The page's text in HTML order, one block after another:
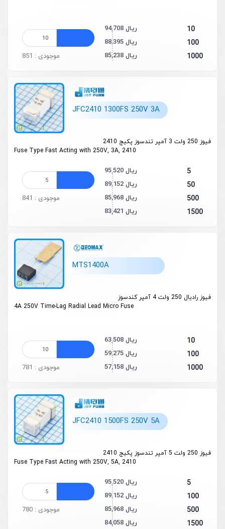
10 94,708 ریال
100 88,395 ریال
1000 85,238 ریال موجودی : 851
JFC2410 1300FS 250V 3A
فیوز 250 ولت 3 آمپر تندسوز پکیج 2410
Fuse Type Fast Acting with 250V, 3A, 2410
5 95,520 ریال
50 89,152 ریال
500 85,968 ریال
1500 83,421 ریال
موجودی : 841
MTS1400A
فیوز رادیال 250 ولت 4 آمپر کندسوز
4A 250V Time-Lag Radial Lead Micro Fuse
10 63,508 ریال
100 59,275 ریال
1000 57,158 ریال موجودی : 781
JFC2410 1500FS 250V 5A
فیوز 250 ولت 5 آمپر تندسوز پکیج 2410
Fuse Type Fast Acting with 250V, 5A, 2410
5 95,520 ریال
100 89,152 ریال
500 85,968 ریال
1500 84,058 ریال
موجودی : 780